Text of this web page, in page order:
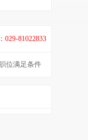
029-81022833
位满足条件